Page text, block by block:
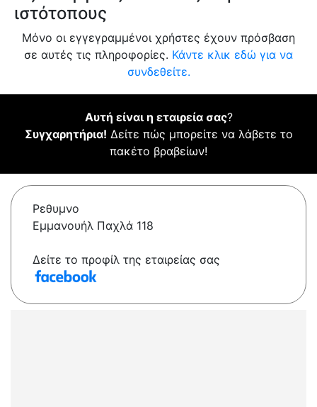
ιστότοπους
Μόνο οι εγγεγραμμένοι χρήστες έχουν πρόσβαση
σε αυτές τις πληροφορίες. Κάντε κλικ εδώ για να
συνδεθείτε.
Αυτή είναι η εταιρεία σας?
Συγχαρητήρια! Δείτε πώς μπορείτε να λάβετε το
πακέτο βραβείων!
Ρεθυμνο
Εμμανουήλ Παχλά 118
Δείτε το προφίλ της εταιρείας σας